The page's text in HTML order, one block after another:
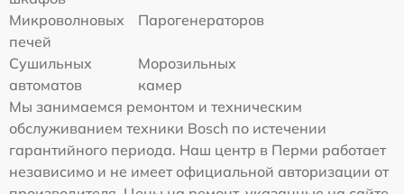
Микроволновых
печей
Парогенераторов
Сушильных
автоматов
Морозильных
камер
Мы занимаемся ремонтом и техническим
обслуживанием техники Bosch по истечении
гарантийного периода. Наш центр в Перми работает
независимо и не имеет официальной авторизации от